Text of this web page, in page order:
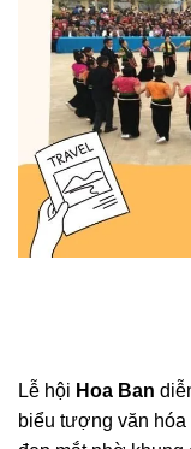
Lễ hội Hoa Ban
biểu tượng văn